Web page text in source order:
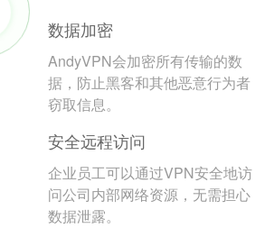
数据加密
AndyVPN会加密所有传输的数
据，防止黑客和其他恶意行为者
窃取信息。
安全远程访问
企业员工可以通过VPN安全地访
问公司内部网络资源，无需担心
数据泄露。